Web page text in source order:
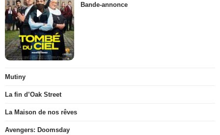
Bande-annonce
Mutiny
La fin d’Oak Street
La Maison de nos rêves
Avengers: Doomsday